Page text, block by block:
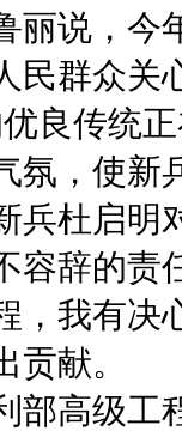
丽说，今
民群众关
良传统
氛，使新
兵杜启明
容辞的责
，我有决
献。
部高级工